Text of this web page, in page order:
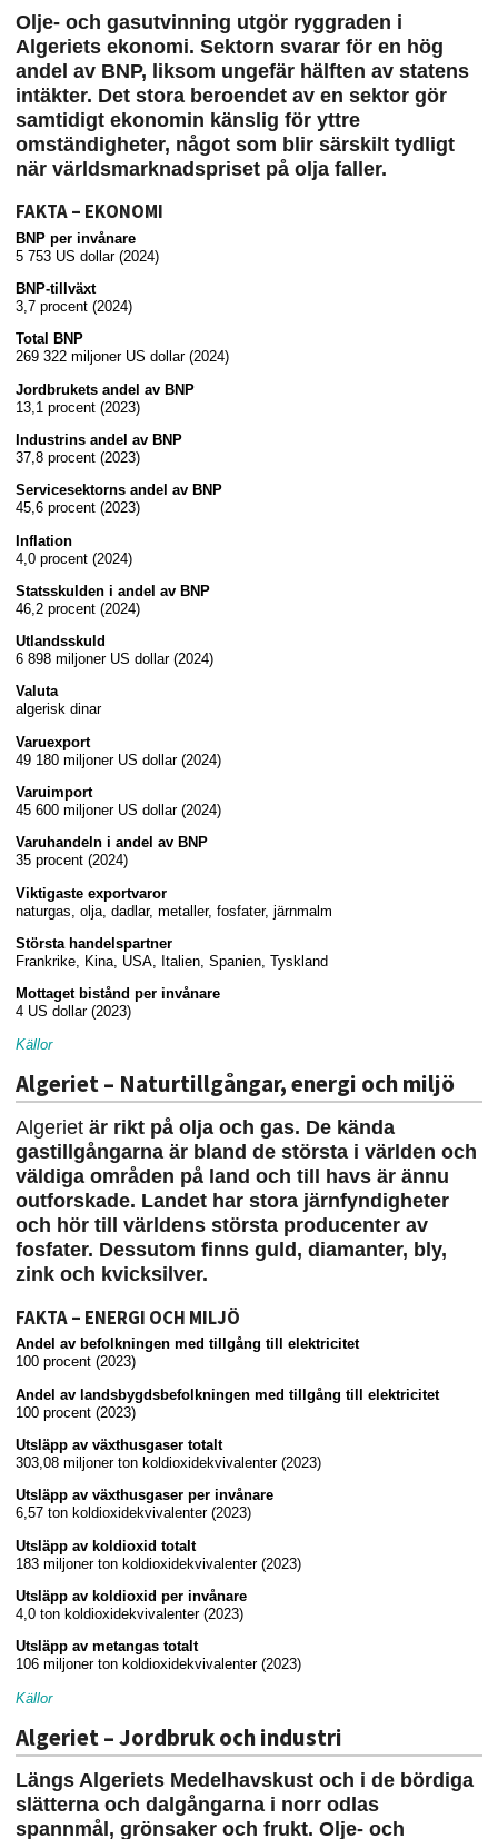
Olje- och gasutvinning utgör ryggraden i
Algeriets ekonomi. Sektorn svarar för en hög
andel av BNP, liksom ungefär hälften av statens
intäkter. Det stora beroendet av en sektor gör
samtidigt ekonomin känslig för yttre
omständigheter, något som blir särskilt tydligt
när världsmarknadspriset på olja faller.
FAKTA – EKONOMI
BNP per invånare
5 753 US dollar (2024)
BNP-tillväxt
3,7 procent (2024)
Total BNP
269 322 miljoner US dollar (2024)
Jordbrukets andel av BNP
13,1 procent (2023)
Industrins andel av BNP
37,8 procent (2023)
Servicesektorns andel av BNP
45,6 procent (2023)
Inflation
4,0 procent (2024)
Statsskulden i andel av BNP
46,2 procent (2024)
Utlandsskuld
6 898 miljoner US dollar (2024)
Valuta
algerisk dinar
Varuexport
49 180 miljoner US dollar (2024)
Varuimport
45 600 miljoner US dollar (2024)
Varuhandeln i andel av BNP
35 procent (2024)
Viktigaste exportvaror
naturgas, olja, dadlar, metaller, fosfater, järnmalm
Största handelspartner
Frankrike, Kina, USA, Italien, Spanien, Tyskland
Mottaget bistånd per invånare
4 US dollar (2023)
Källor
Algeriet – Naturtillgångar, energi och miljö
Algeriet är rikt på olja och gas. De kända
gastillgångarna är bland de största i världen och
väldiga områden på land och till havs är ännu
outforskade. Landet har stora järnfyndigheter
och hör till världens största producenter av
fosfater. Dessutom finns guld, diamanter, bly,
zink och kvicksilver.
FAKTA – ENERGI OCH MILJÖ
Andel av befolkningen med tillgång till elektricitet
100 procent (2023)
Andel av landsbygdsbefolkningen med tillgång till elektricitet
100 procent (2023)
Utsläpp av växthusgaser totalt
303,08 miljoner ton koldioxidekvivalenter (2023)
Utsläpp av växthusgaser per invånare
6,57 ton koldioxidekvivalenter (2023)
Utsläpp av koldioxid totalt
183 miljoner ton koldioxidekvivalenter (2023)
Utsläpp av koldioxid per invånare
4,0 ton koldioxidekvivalenter (2023)
Utsläpp av metangas totalt
106 miljoner ton koldioxidekvivalenter (2023)
Källor
Algeriet – Jordbruk och industri
Längs Algeriets Medelhavskust och i de bördiga
slätterna och dalgångarna i norr odlas
spannmål, grönsaker och frukt. Olje- och